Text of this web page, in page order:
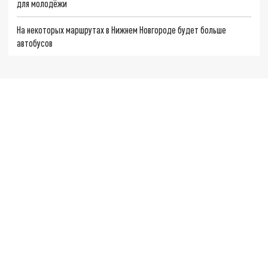
для молодёжи
На некоторых маршрутах в Нижнем Новгороде будет больше
автобусов